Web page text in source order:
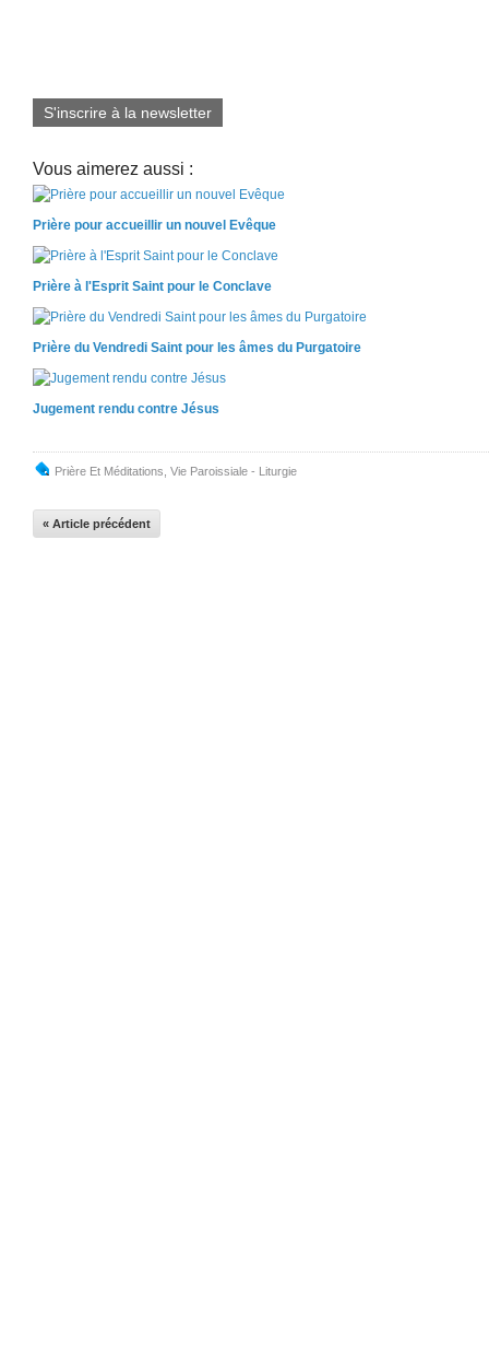
S'inscrire à la newsletter
Vous aimerez aussi :
Prière pour accueillir un nouvel Evêque
Prière à l'Esprit Saint pour le Conclave
Prière du Vendredi Saint pour les âmes du Purgatoire
Jugement rendu contre Jésus
Prière Et Méditations Vie Paroissiale - Liturgie
« Article précédent